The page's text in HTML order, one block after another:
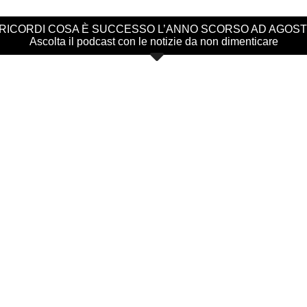
COSA È SUCCESSO L’ANNO SCORSO AD
Ascolta il podcast con le notizie da non dimenticare